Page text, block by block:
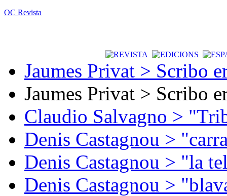
OC Revista
Jaumes Privat > Scribo
Jaumes Privat > Scribo
Claudio Salvagno >
Denis Castagnou >
Denis Castagnou > "la
Denis Castagnou >